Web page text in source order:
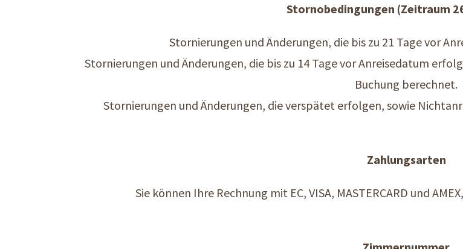
Stornobedingungen (Zeitraum
Stornierungen und Änderungen, die bis zu 21 Tage vor
Stornierungen und Änderungen, die bis zu 14 Tage vor Anreisedatum
Buchung berechnet.
Stornierungen und Änderungen, die verspätet erfolgen, sowie
Zahlungsarten
Sie können Ihre Rechnung mit EC, VISA, MASTERCARD und